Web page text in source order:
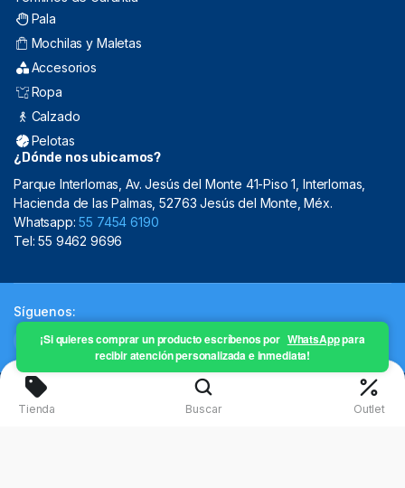
Pala
Mochilas y Maletas
Accesorios
Ropa
Calzado
Pelotas
¿Dónde nos ubicamos?
Parque Interlomas, Av. Jesús del Monte 41-Piso 1, Interlomas,
Hacienda de las Palmas, 52763 Jesús del Monte, Méx.
Whatsapp:55 7454 6190
Tel: 55 9462 9696
Síguenos:
Copyright 2024 © Mistral Sporting Goods 2024
¡Si quieres comprar un producto escríbenos por WhatsApppara
recibir atención personalizada e inmediata!
Tienda Buscar Outlet